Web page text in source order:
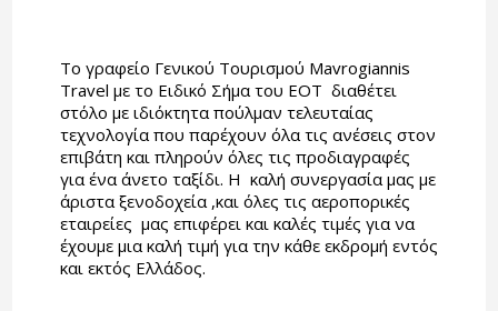
Το γραφείο Γενικού Τουρισμού Mavrogiannis
Travel με το Ειδικό Σήμα του ΕΟΤ διαθέτει
στόλο με ιδιόκτητα πούλμαν τελευταίας
τεχνολογία που παρέχουν όλα τις ανέσεις στον
επιβάτη και πληρούν όλες τις προδιαγραφές
για ένα άνετο ταξίδι. Η καλή συνεργασία μας με
άριστα ξενοδοχεία ,και όλες τις αεροπορικές
εταιρείες μας επιφέρει και καλές τιμές για να
έχουμε μια καλή τιμή για την κάθε εκδρομή εντός
και εκτός Ελλάδος.